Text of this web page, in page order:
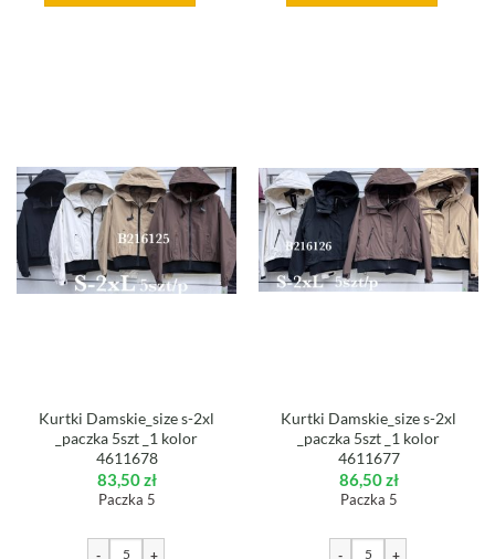
Kurtki Damskie_size s-2xl
_paczka 5szt _1 kolor
4611678
83,50zł
Paczka 5
- +
Kurtki Damskie_size s-2xl
_paczka 5szt _1 kolor
4611677
86,50zł
Paczka 5
- +